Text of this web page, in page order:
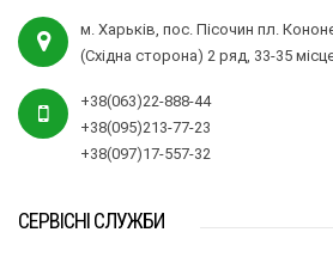
м. Харьків, пос. Пісочин пл.
(Східна сторона) 2 ряд, 33-35
+38(063)22-888-44
+38(095)213-77-23
+38(097)17-557-32
СЕРВІСНІ СЛУЖБИ